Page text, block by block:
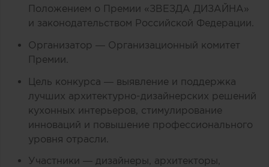
Положением о Премии «ЗВЕЗДА ДИЗАЙНА»
и законодательством Российской Федерации.
Организатор — Организационный комитет
Премии.
Цель конкурса — выявление и поддержка
лучших архитектурно-дизайнерских решений
кухонных интерьеров, стимулирование
инноваций и повышение профессионального
уровня отрасли.
Участники — дизайнеры, архитекторы,